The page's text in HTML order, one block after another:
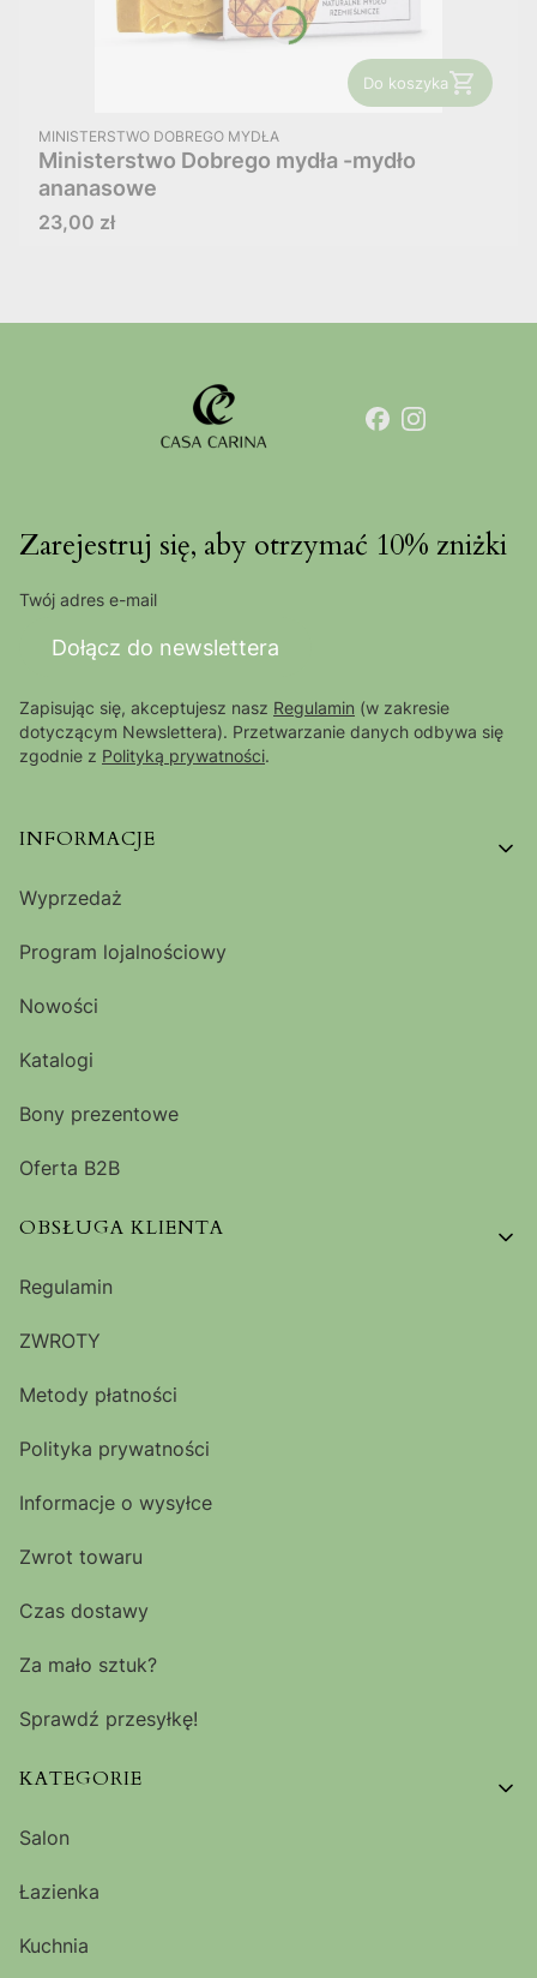
Do koszyka
PRODUCENT
MINISTERSTWO DOBREGO MYDŁA
Ministerstwo Dobrego mydła -mydło
ananasowe
Cena
23,00 zł
Zarejestruj się, aby otrzymać 10% zniżki
Twój adres e-mail
Dołącz do newslettera
Zapisując się, akceptujesz nasz Regulamin (w zakresie
dotyczącym Newslettera). Przetwarzanie danych odbywa się
zgodnie z Polityką prywatności.
Linki w stopce
INFORMACJE
Wyprzedaż
Program lojalnościowy
Nowości
Katalogi
Bony prezentowe
Oferta B2B
OBSŁUGA KLIENTA
Regulamin
ZWROTY
Metody płatności
Polityka prywatności
Informacje o wysyłce
Zwrot towaru
Czas dostawy
Za mało sztuk?
Sprawdź przesyłkę!
KATEGORIE
Salon
Łazienka
Kuchnia